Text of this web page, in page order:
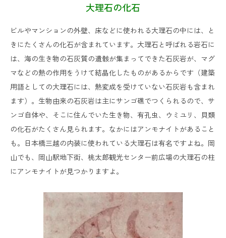
大理石の化石
ビルやマンションの外壁、床などに使われる大理石の中には、と
きにたくさんの化石が含まれています。大理石と呼ばれる岩石に
は、海の生き物の石灰質の遺骸が集まってできた石灰岩が、マグ
マなどの熱の作用をうけて結晶化したものがあるからです（建築
用語としての大理石には、熱変成を受けていない石灰岩も含まれ
ます）。生物由来の石灰岩は主にサンゴ礁でつくられるので、サ
ンゴ自体や、そこに住んでいた生き物、有孔虫、ウミユリ、貝類
の化石がたくさん見られます。なかにはアンモナイトがあること
も。日本橋三越の内装に使われている大理石は有名ですよね。岡
山でも、岡山駅地下街、桃太郎観光センター前広場の大理石の柱
にアンモナイトが見つかりますよ。